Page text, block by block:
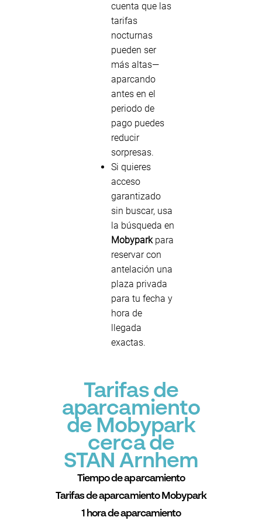
cuenta que las
tarifas
nocturnas
pueden ser
más altas—
aparcando
antes en el
periodo de
pago puedes
reducir
sorpresas.
Si quieres
acceso
garantizado
sin buscar, usa
la búsqueda en
Mobyparkpara
reservar con
antelación una
plaza privada
para tu fecha y
hora de
llegada
exactas.
Tarifas de
aparcamiento
de Mobypark
cerca de
STAN Arnhem
Tiempo de aparcamiento
Tarifas de aparcamiento Mobypark
1 hora de aparcamiento